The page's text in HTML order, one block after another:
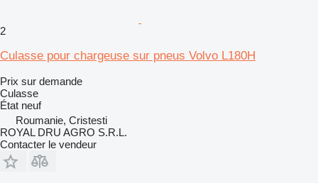
2
Culasse pour chargeuse sur pneus Volvo L180H
Prix sur demande
Culasse
État neuf
Roumanie, Cristesti
ROYAL DRU AGRO S.R.L.
Contacter le vendeur